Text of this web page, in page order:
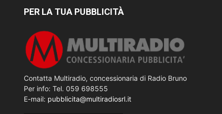
PER LA TUA PUBBLICITÀ
Contatta Multiradio, concessionaria di Radio Bruno
Per info: Tel. 059 698555
E-mail: pubblicita@multiradiosrl.it